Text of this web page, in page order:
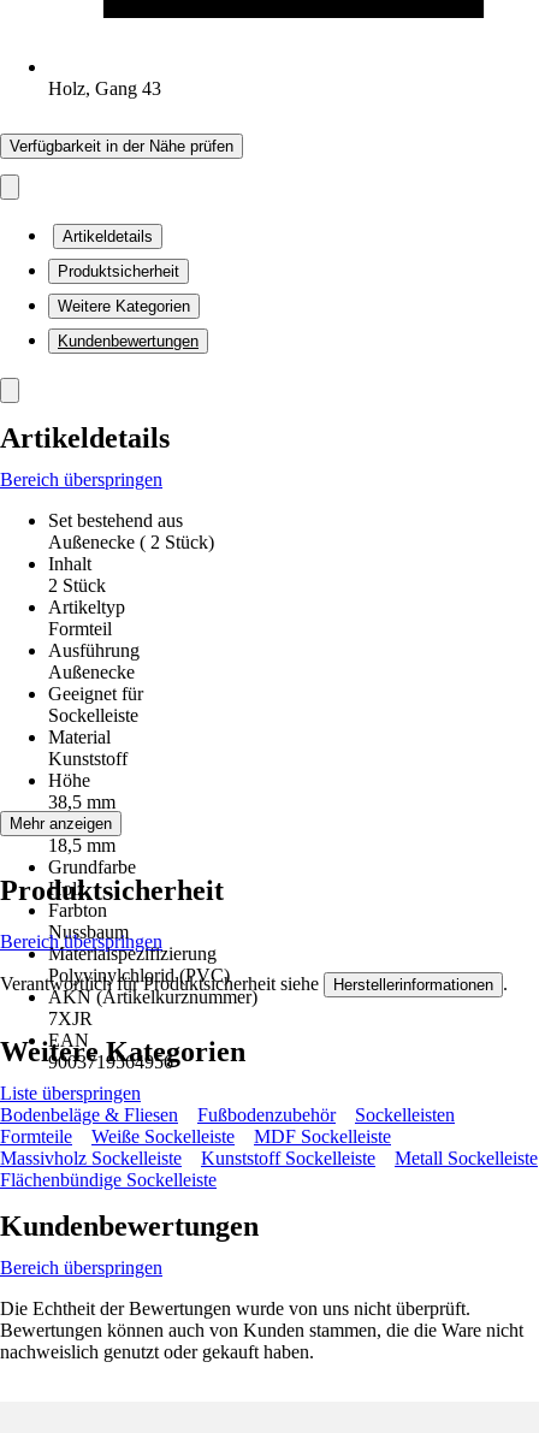
Holz, Gang 43
Verfügbarkeit in der Nähe prüfen
Artikeldetails
Produktsicherheit
Weitere Kategorien
Kundenbewertungen
Artikeldetails
Bereich überspringen
Set bestehend aus
Außenecke ( 2 Stück)
Inhalt
2 Stück
Artikeltyp
Formteil
Ausführung
Außenecke
Geeignet für
Sockelleiste
Material
Kunststoff
Höhe
38,5 mm
Stärke
18,5 mm
Grundfarbe
Holz
Farbton
Nussbaum
Materialspezifizierung
Polyvinylchlorid (PVC)
AKN (Artikelkurznummer)
7XJR
EAN
9003719564956
Mehr anzeigen
Produktsicherheit
Bereich überspringen
Verantwortlich für Produktsicherheit siehe Herstellerinformationen .
Weitere Kategorien
Liste überspringen
Bodenbeläge & Fliesen
Fußbodenzubehör
Sockelleisten
Formteile
Weiße Sockelleiste
MDF Sockelleiste
Massivholz Sockelleiste
Kunststoff Sockelleiste
Metall Sockelleiste
Flächenbündige Sockelleiste
Kundenbewertungen
Bereich überspringen
Die Echtheit der Bewertungen wurde von uns nicht überprüft.
Bewertungen können auch von Kunden stammen, die die Ware nicht
nachweislich genutzt oder gekauft haben.